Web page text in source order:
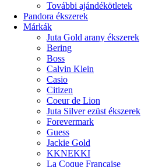
További ajándékötletek
Pandora ékszerek
Márkák
Juta Gold arany ékszerek
Bering
Boss
Calvin Klein
Casio
Citizen
Coeur de Lion
Juta Silver ezüst ékszerek
Forevermark
Guess
Jackie Gold
KKNEKKI
La Coque Francaise